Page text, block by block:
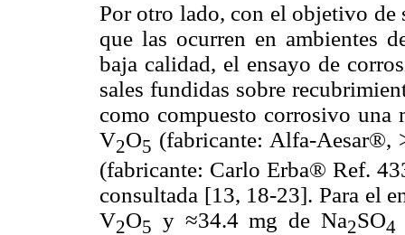
Por otro lado, con el objetivo de
que las ocurren en ambientes
baja calidad, el ensayo de
sales fundidas sobre
como compuesto corrosivo una
V2O5 (fabricante: Alfa-Aesar®,
(fabricante: Carlo Erba® Ref.
consultada [13, 18-23]. Para el
V2O5 y ≈34.4 mg de Na2SO4